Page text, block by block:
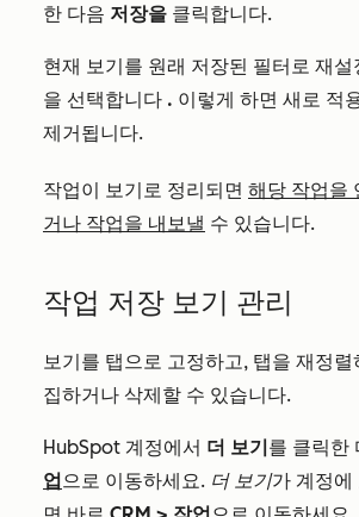
한 다음 저장을 클릭합니다.
현재 보기를 원래 저장된 필터로 재설
을 선택합니다 . 이렇게 하면 새로 적
제거됩니다.
작업이 보기로 정리되면 해당 작업을
거나 작업을 내보낼 수 있습니다.
작업 저장 보기 관리
보기를 탭으로 고정하고, 탭을 재정렬
집하거나 삭제할 수 있습니다.
HubSpot 계정에서 더 보기를 클릭한
업 으로 이동하세요. 더 보기가 계정에